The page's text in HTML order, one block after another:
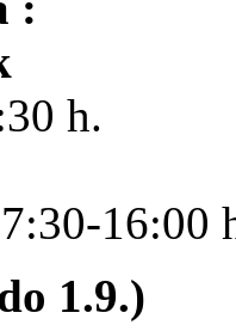
h.
16:00
1.9.)